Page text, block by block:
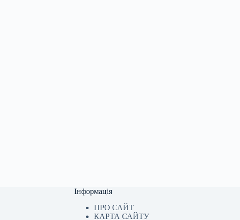
Інформація
ПРО САЙТ
КАРТА САЙТУ